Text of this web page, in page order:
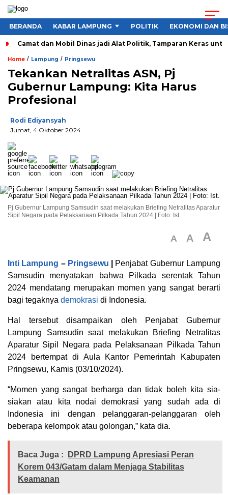
BERANDA KABAR LAMPUNG POLITIK EKONOMI DAN
Camat dan Mobil Dinas jadi Alat Politik, Tamparan Keras
Home / Lampung / Pringsewu
Tekankan Netralitas ASN, Pj
Gubernur Lampung: Kita Harus
Profesional
Rodi Ediyansyah
Jumat, 4 Oktober 2024
Pj Gubernur Lampung Samsudin saat melakukan Briefing Netralitas Aparatur
Sipil Negara pada Pelaksanaan Pilkada Tahun 2024 | Foto: Ist.
A A A
Inti Lampung – Pringsewu
Penjabat Gubernur Lampung
Samsudin menyatakan bahwa Pilkada serentak Tahun
2024 mendatang merupakan momen yang sangat berarti
bagi tegaknya demokrasi di Indonesia.
Hal tersebut disampaikan oleh Penjabat Gubernur
Lampung Samsudin saat melakukan Briefing Netralitas
Aparatur Sipil Negara pada Pelaksanaan Pilkada Tahun
2024 bertempat di Aula Kantor Pemerintah Kabupaten
Pringsewu, Kamis (03/10/2024).
“Momen yang sangat berharga dan tidak boleh kita sia-
siakan atau kita nodai demokrasi yang sudah ada di
Indonesia ini dengan pelanggaran-pelanggaran oleh
beberapa kelompok atau golongan,” kata dia.
Baca Juga :
DPRD Lampung Apresiasi Peran
Korem 043/Gatam dalam Menjaga Stabilitas
Keamanan